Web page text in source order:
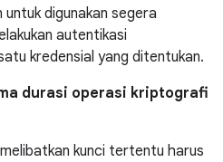
untuk digunakan segera
autentikasi
kredensial yang ditentukan.
durasi operasi kriptografi
kunci tertentu harus